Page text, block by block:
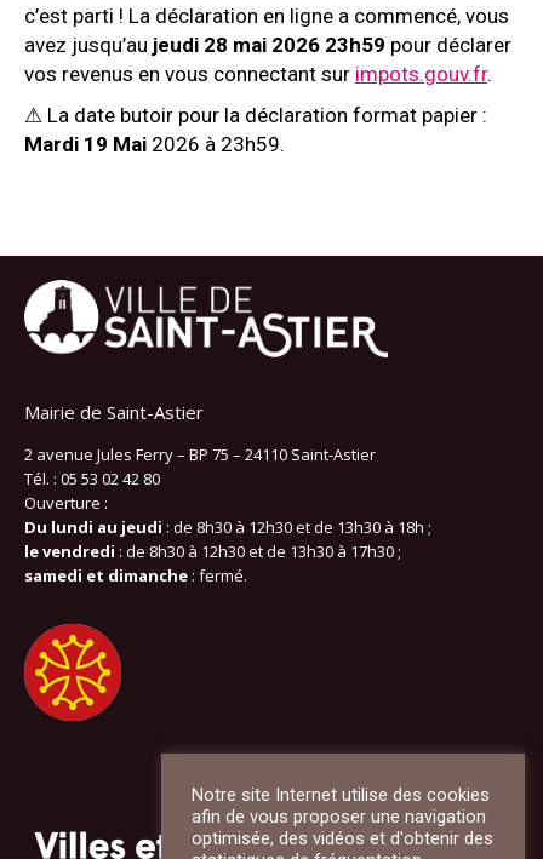
c’est parti ! La déclaration en ligne a commencé, vous
avez jusqu’au jeudi 28 mai 2026 23h59 pour déclarer
vos revenus en vous connectant sur impots.gouv.fr.
⚠ La date butoir pour la déclaration format papier :
Mardi 19 Mai 2026 à 23h59.
Mairie de Saint-Astier
2 avenue Jules Ferry – BP 75 – 24110 Saint-Astier
Tél. : 05 53 02 42 80
Ouverture :
Du lundi au jeudi : de 8h30 à 12h30 et de 13h30 à 18h ;
le vendredi : de 8h30 à 12h30 et de 13h30 à 17h30 ;
samedi et dimanche : fermé.
Notre site Internet utilise des cookies
afin de vous proposer une navigation
optimisée, des vidéos et d'obtenir des